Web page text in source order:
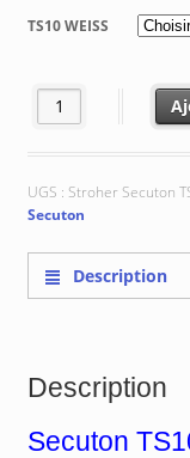
TS10 WEISS
quantité de Secuton
UGS : Stroher Secuton
Secuton
Description
Description
Secuton